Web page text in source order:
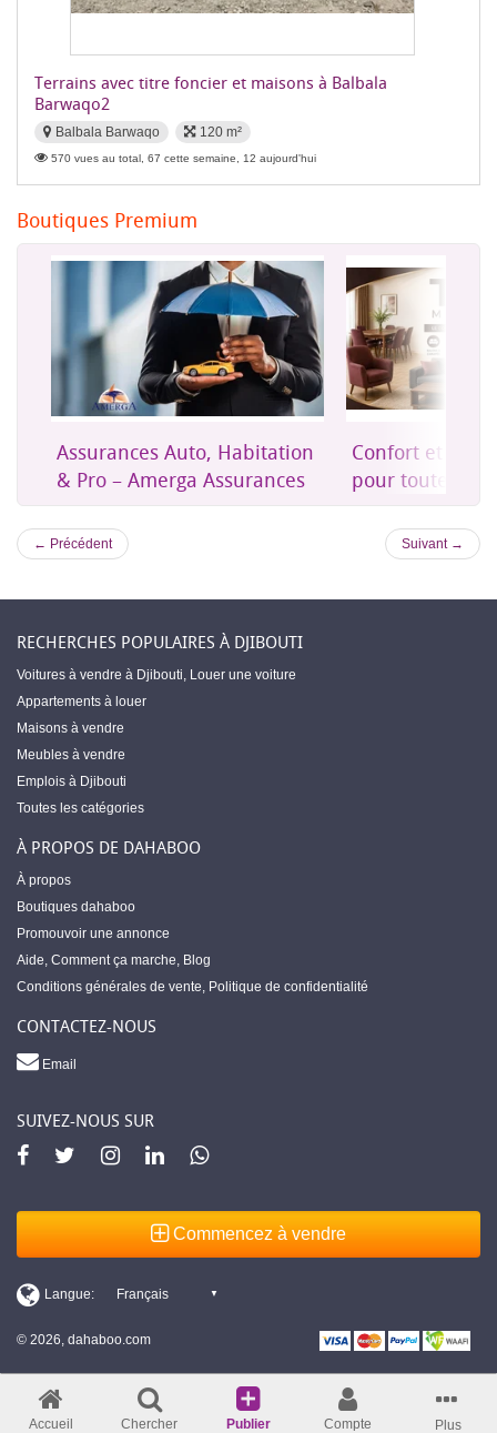
Terrains avec titre foncier et maisons à Balbala
Barwaqo2
Balbala Barwaqo 120 m²
570 vues au total, 67 cette semaine, 12 aujourd'hui
Boutiques Premium
Confort et mobilier moderne
pour toute la maison
Une
accessible à
← Précédent Suivant →
RECHERCHES POPULAIRES À DJIBOUTI
Voitures à vendre à Djibouti, Louer une voiture
Appartements à louer
Maisons à vendre
Meubles à vendre
Emplois à Djibouti
Toutes les catégories
À PROPOS DE DAHABOO
À propos
Boutiques dahaboo
Promouvoir une annonce
Aide, Comment ça marche, Blog
Conditions générales de vente, Politique de confidentialité
CONTACTEZ-NOUS
Email
SUIVEZ-NOUS SUR
Commencez à vendre
© 2026, dahaboo.com
Accueil Chercher Publier Compte Plus